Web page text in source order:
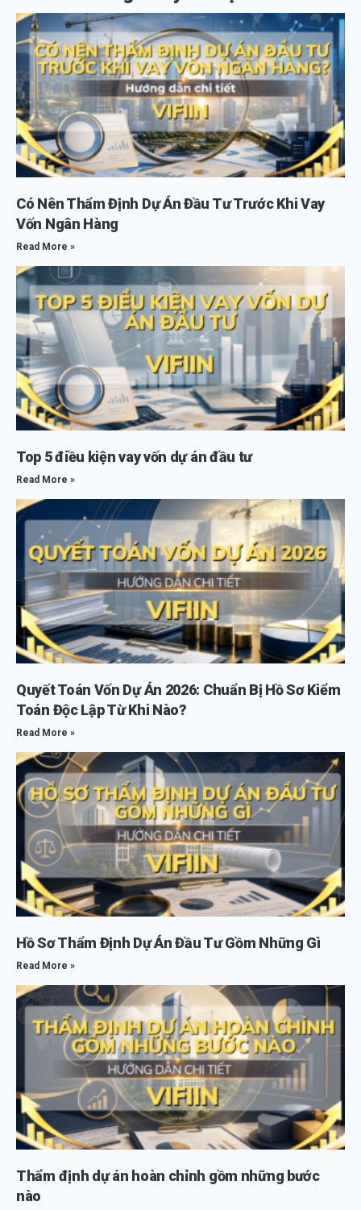
Có Nên Thẩm Định Dự Án Đầu Tư Trước Khi Vay
Vốn Ngân Hàng
Read More »
Top 5 điều kiện vay vốn dự án đầu tư
Read More »
Quyết Toán Vốn Dự Án 2026: Chuẩn Bị Hồ Sơ Kiểm
Toán Độc Lập Từ Khi Nào?
Read More »
Hồ Sơ Thẩm Định Dự Án Đầu Tư Gồm Những Gì
Read More »
Thẩm định dự án hoàn chỉnh gồm những bước
nào